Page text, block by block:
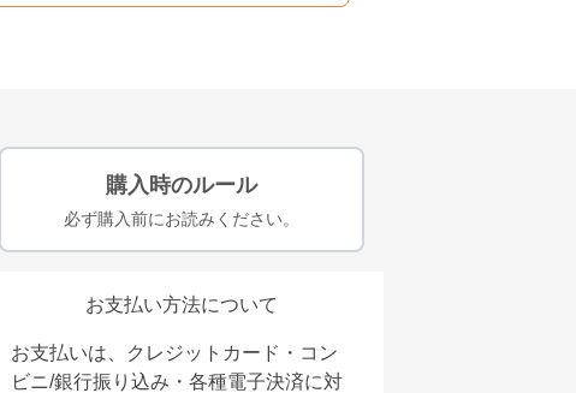
購入時のルール
必ず購入前にお読みください。
お支払い方法について
お支払いは、クレジットカード・コン
ビニ/銀行振り込み・各種電子決済に対